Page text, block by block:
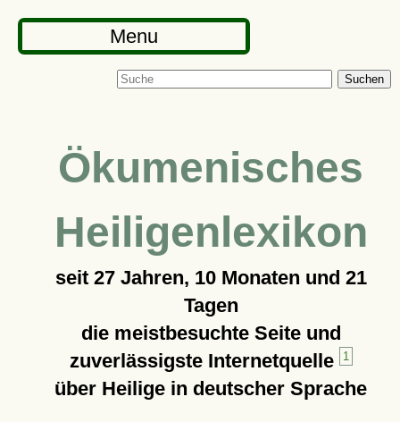
Menu
Suchen
Ökumenisches
Heiligenlexikon
seit 27 Jahren, 10 Monaten und 21
Tagen
die meistbesuchte Seite und
zuverlässigste Internetquelle
1
über Heilige in deutscher Sprache